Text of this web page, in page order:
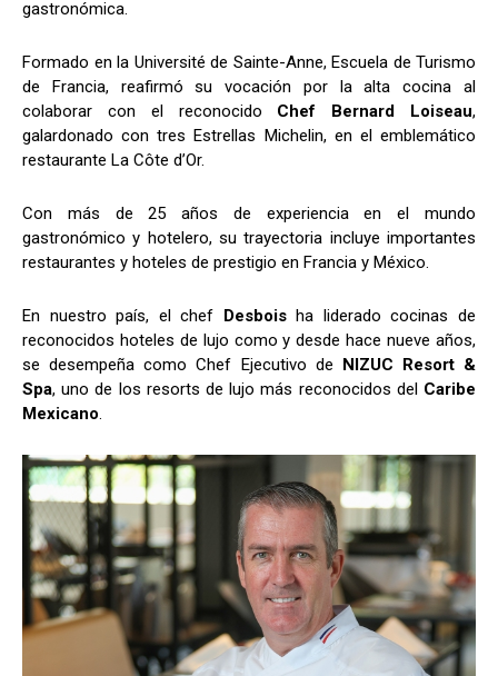
gastronómica.
Formado en la Université de Sainte-Anne, Escuela de Turismo
de Francia, reafirmó su vocación por la alta cocina al
colaborar con el reconocido Chef Bernard Loiseau,
galardonado con tres Estrellas Michelin, en el emblemático
restaurante La Côte d’Or.
Con más de 25 años de experiencia en el mundo
gastronómico y hotelero, su trayectoria incluye importantes
restaurantes y hoteles de prestigio en Francia y México.
En nuestro país, el chef Desboisha liderado cocinas de
reconocidos hoteles de lujo como y desde hace nueve años,
se desempeña como Chef Ejecutivo de NIZUC Resort &
Spa, uno de los resorts de lujo más reconocidos del Caribe
Mexicano.